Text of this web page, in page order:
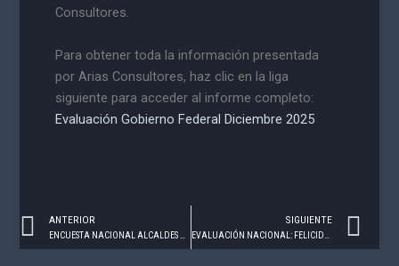
Consultores.
Para obtener toda la información presentada
por Arias Consultores, haz clic en la liga
siguiente para acceder al informe completo:
Evaluación Gobierno Federal Diciembre 2025
Prev
ANTERIOR SIGUIENTE